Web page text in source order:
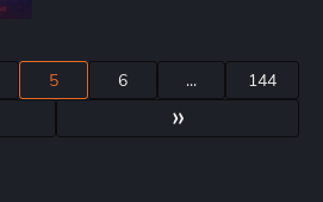
5 6 ... 144
»